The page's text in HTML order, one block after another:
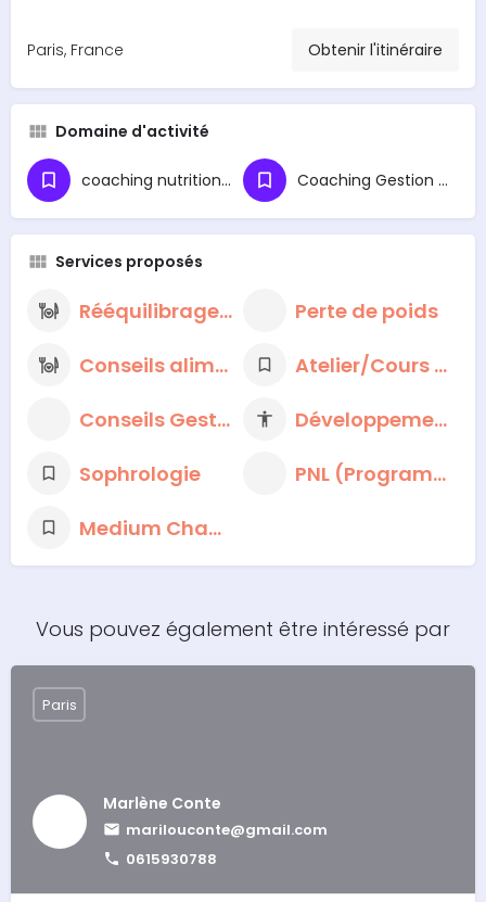
Paris, France Obtenir l'itinéraire
Domaine d'activité
coaching nutritionnel Coaching Gestion du Stress
Services proposés
Rééquilibrage alimentaire
Perte de poids
Conseils alimentaires nutritionnels
Atelier/Cours de cuisine
Conseils Gestion du Stress
Développement personnel
Sophrologie
PNL (Programmation neuro-linguistique)
Medium Chamane
Vous pouvez également être intéressé par
Marlène Conte
marilouconte@gmail.com
0615930788
Paris